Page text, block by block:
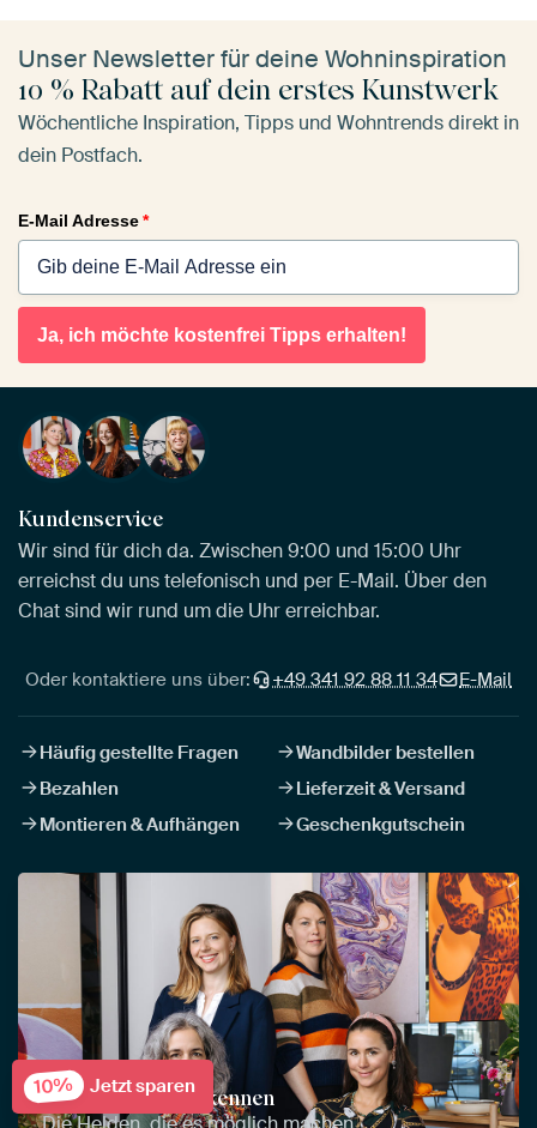
Unser Newsletter für deine Wohninspiration
10 % Rabatt auf dein erstes Kunstwerk
Wöchentliche Inspiration, Tipps und Wohntrends direkt in
dein Postfach.
E-Mail Adresse*
Ja, ich möchte kostenfrei Tipps erhalten!
Kundenservice
Wir sind für dich da. Zwischen 9:00 und 15:00 Uhr
erreichst du uns telefonisch und per E-Mail. Über den
Chat sind wir rund um die Uhr erreichbar.
Oder kontaktiere uns über: +49 341 92 88 11 34 E-Mail
Häufig gestellte Fragen
Wandbilder bestellen
Bezahlen
Lieferzeit & Versand
Montieren & Aufhängen
Geschenkgutschein
Lerne das Team kennen
10% Jetzt sparen